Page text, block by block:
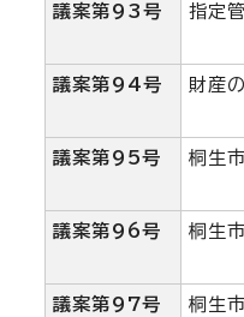
議案第93号 指定
議案第94号 財産
議案第95号 桐生
議案第96号 桐生
議案第97号
桐生